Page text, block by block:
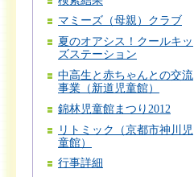
マミーズ（母親）クラブ
夏のオアシス！クールキッ
ズステーション
中高生と赤ちゃんとの交流
事業（新道児童館）
錦林児童館まつり2012
リトミック（京都市神川児
童館）
行事詳細